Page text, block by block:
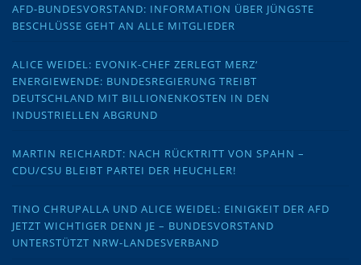
AFD-BUNDESVORSTAND: INFORMATION ÜBER JÜNGSTE
BESCHLÜSSE GEHT AN ALLE MITGLIEDER
ALICE WEIDEL: EVONIK-CHEF ZERLEGT MERZ‘
ENERGIEWENDE: BUNDESREGIERUNG TREIBT
DEUTSCHLAND MIT BILLIONENKOSTEN IN DEN
INDUSTRIELLEN ABGRUND
MARTIN REICHARDT: NACH RÜCKTRITT VON SPAHN –
CDU/CSU BLEIBT PARTEI DER HEUCHLER!
TINO CHRUPALLA UND ALICE WEIDEL: EINIGKEIT DER AFD
JETZT WICHTIGER DENN JE – BUNDESVORSTAND
UNTERSTÜTZT NRW-LANDESVERBAND